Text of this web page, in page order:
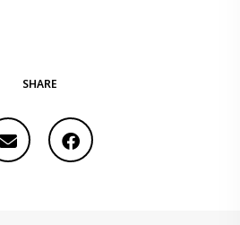
SHARE